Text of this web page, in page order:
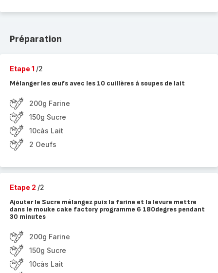
Préparation
Etape 1 /2
Mélanger les œufs avec les 10 cuillères à soupes de lait
200g Farine
150g Sucre
10càs Lait
2 Oeufs
Etape 2 /2
Ajouter le Sucre mélangez puis la farine et la levure mettre
dans le mouke cake factory programme 6 180degres pendant
30 minutes
200g Farine
150g Sucre
10càs Lait